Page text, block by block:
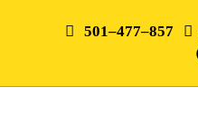
501–477–857